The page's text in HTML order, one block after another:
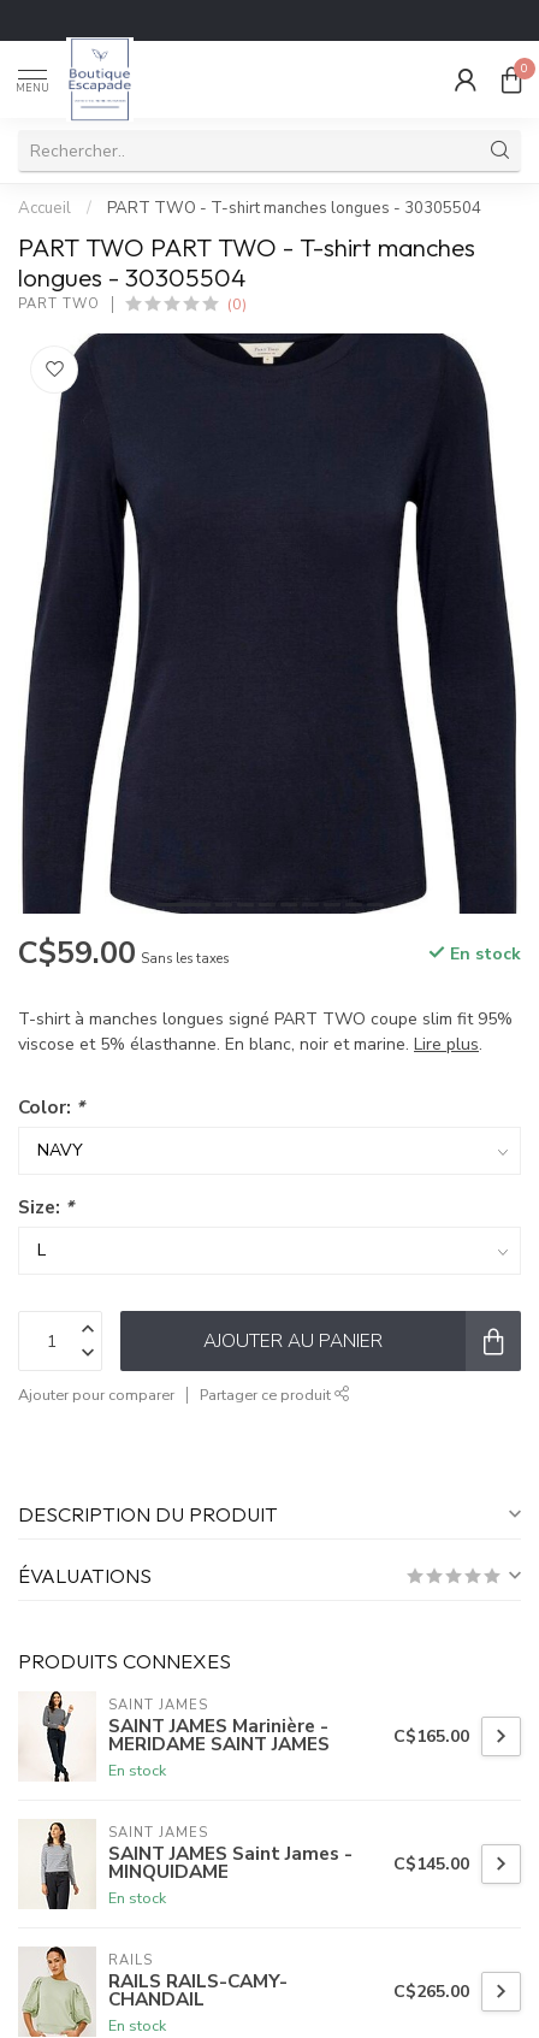
MENU
0
Accueil / PART TWO - T-shirt manches longues - 30305504
PART TWO PART TWO - T-shirt manches
longues - 30305504
PART TWO (0)
C$59.00 Sans les taxes En stock
T-shirt à manches longues signé PART TWO coupe slim fit 95%
viscose et 5% élasthanne. En blanc, noir et marine. Lire plus.
Color: *
Size: *
AJOUTER AU PANIER
Ajouter pour comparer Partager ce produit
DESCRIPTION DU PRODUIT
ÉVALUATIONS
PRODUITS CONNEXES
SAINT JAMES
SAINT JAMES Marinière -
MERIDAME SAINT JAMES
En stock
C$165.00
SAINT JAMES
SAINT JAMES Saint James -
MINQUIDAME
En stock
C$145.00
RAILS
RAILS RAILS-CAMY-
CHANDAIL
En stock
C$265.00